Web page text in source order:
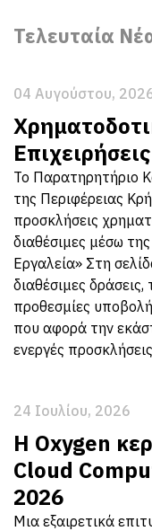
Τελευταία
04 Αυγούστου,
Επιχειρήσεις
Το Παρατηρητήριο
της Περιφέρειας
προσκλήσεις
διαθέσιμες μέσω
Εργαλεία» Στη
διαθέσιμες
προθεσμίες
που αφορά την
ενεργές
24 Ιουλίου, 2026
Η Oxygen
Cloud
2026
Μια εξαιρετικά